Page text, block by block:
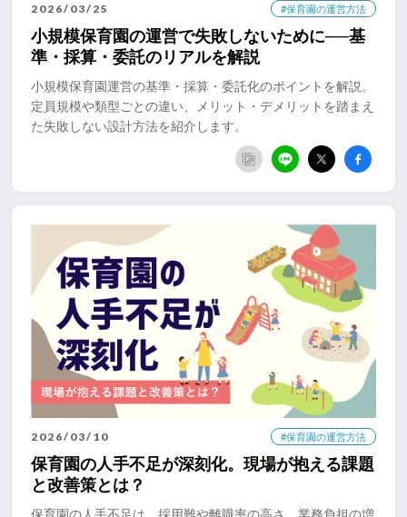
2026/03/25 #保育園の運営方法
小規模保育園の運営で失敗しないために──基
準・採算・委託のリアルを解説
小規模保育園運営の基準・採算・委託化のポイントを解説。
定員規模や類型ごとの違い、メリット・デメリットを踏まえ
た失敗しない設計方法を紹介します。
2026/03/10 #保育園の運営方法
保育園の人手不足が深刻化。現場が抱える課題
と改善策とは？
保育園の人手不足は、採用難や離職率の高さ、業務負担の増